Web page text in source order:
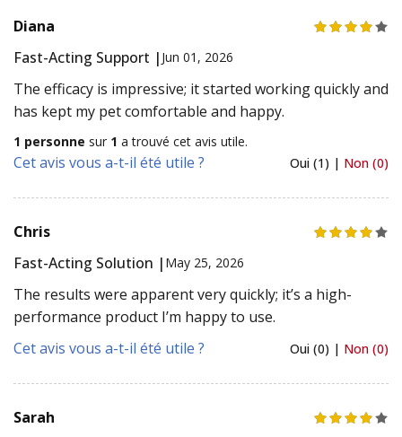
Diana
Fast-Acting Support | Jun 01, 2026
The efficacy is impressive; it started working quickly and
has kept my pet comfortable and happy.
1 personne sur 1 a trouvé cet avis utile.
Cet avis vous a-t-il été utile ? Oui (1) | Non (0)
Chris
Fast-Acting Solution | May 25, 2026
The results were apparent very quickly; it’s a high-
performance product I’m happy to use.
Cet avis vous a-t-il été utile ?
Oui (0) | Non (0)
Sarah